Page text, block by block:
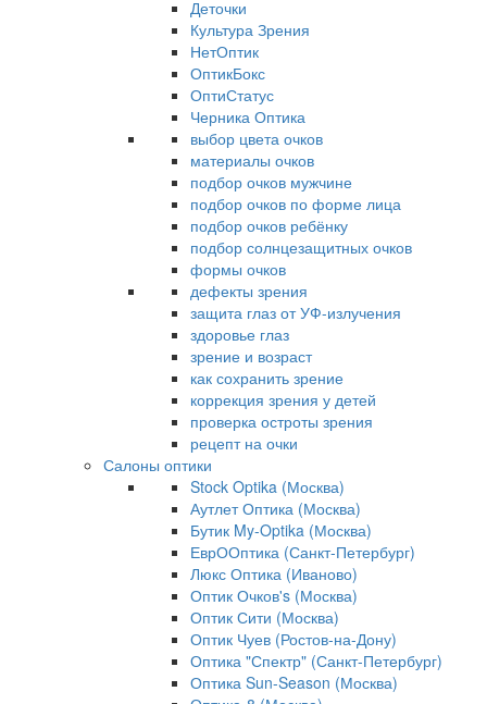
Деточки
Культура Зрения
НетОптик
ОптикБокс
ОптиСтатус
Черника Оптика
выбор цвета очков
материалы очков
подбор очков мужчине
подбор очков по форме лица
подбор очков ребёнку
подбор солнцезащитных очков
формы очков
дефекты зрения
защита глаз от УФ-излучения
здоровье глаз
зрение и возраст
как сохранить зрение
коррекция зрения у детей
проверка остроты зрения
рецепт на очки
Салоны оптики
Stock Optika (Москва)
Аутлет Оптика (Москва)
Бутик My-Optika (Москва)
ЕврООптика (Санкт-Петербург)
Люкс Оптика (Иваново)
Оптик Очков's (Москва)
Оптик Сити (Москва)
Оптик Чуев (Ростов-на-Дону)
Оптика "Спектр" (Санкт-Петербург)
Оптика Sun-Season (Москва)